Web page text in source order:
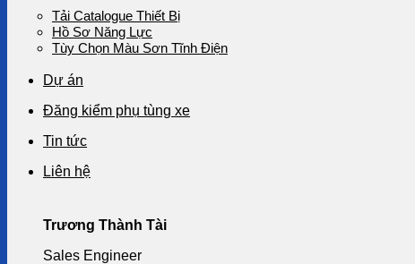
Tải Catalogue Thiết Bị
Hồ Sơ Năng Lực
Tùy Chọn Màu Sơn Tĩnh Điện
Dự án
Đăng kiểm phụ tùng xe
Tin tức
Liên hệ
Trương Thành Tài
Sales Engineer